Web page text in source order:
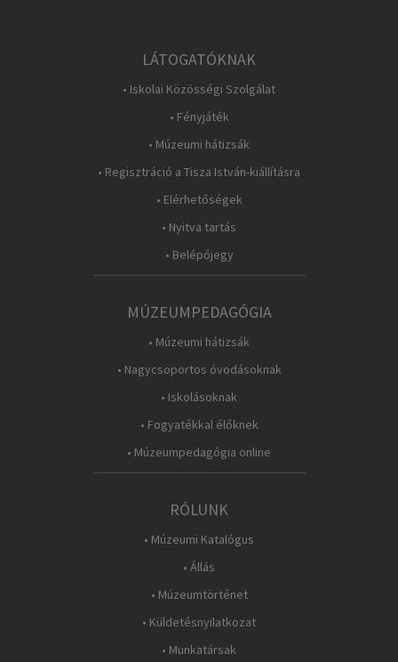
LÁTOGATÓKNAK
• Iskolai Közösségi Szolgálat
• Fényjáték
• Múzeumi hátizsák
• Regisztráció a Tisza István-kiállításra
• Elérhetőségek
• Nyitva tartás
• Belépőjegy
MÚZEUMPEDAGÓGIA
• Múzeumi hátizsák
• Nagycsoportos óvodásoknak
• Iskolásoknak
• Fogyatékkal élőknek
• Múzeumpedagógia online
RÓLUNK
• Múzeumi Katalógus
• Állás
• Múzeumtörténet
• Küldetésnyilatkozat
• Munkatársak